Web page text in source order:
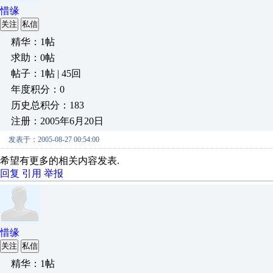
惜缘
关注 私信
精华：1帖
求助：0帖
帖子：1帖 | 45回
年度积分：0
历史总积分：183
注册：2005年6月20日
发表于：2005-08-27 00:54:00
希望有更多的相关内容发表.
回复 引用 举报
惜缘
关注 私信
精华：1帖